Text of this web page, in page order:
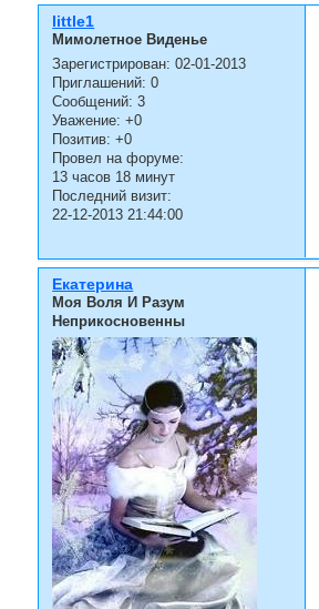
little1
Мимолетное Виденье
Зарегистрирован: 02-01-2013
Приглашений: 0
Сообщений: 3
Уважение: +0
Позитив: +0
Провел на форуме:
13 часов 18 минут
Последний визит:
22-12-2013 21:44:00
Екатерина
Моя Воля И Разум
Неприкосновенны